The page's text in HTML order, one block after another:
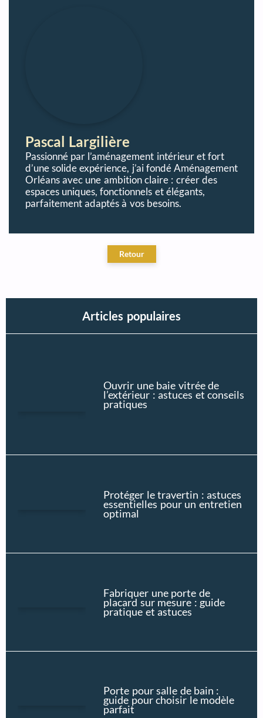
Pascal Largilière
Passionné par l’aménagement intérieur et fort
d’une solide expérience, j’ai fondé Aménagement
Orléans avec une ambition claire : créer des
espaces uniques, fonctionnels et élégants,
parfaitement adaptés à vos besoins.
Articles populaires
Ouvrir une baie vitrée de
l’extérieur : astuces et conseils
pratiques
Protéger le travertin : astuces
essentielles pour un entretien
optimal
Fabriquer une porte de
placard sur mesure : guide
pratique et astuces
Porte pour salle de bain :
guide pour choisir le modèle
parfait